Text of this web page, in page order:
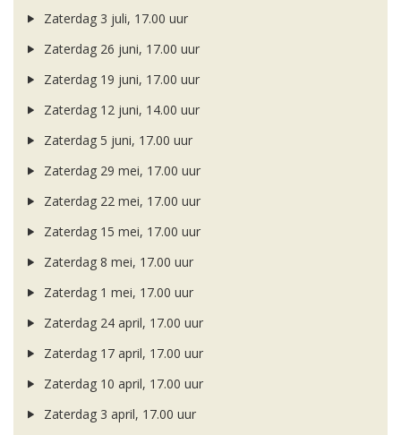
Zaterdag 3 juli, 17.00 uur
Zaterdag 26 juni, 17.00 uur
Zaterdag 19 juni, 17.00 uur
Zaterdag 12 juni, 14.00 uur
Zaterdag 5 juni, 17.00 uur
Zaterdag 29 mei, 17.00 uur
Zaterdag 22 mei, 17.00 uur
Zaterdag 15 mei, 17.00 uur
Zaterdag 8 mei, 17.00 uur
Zaterdag 1 mei, 17.00 uur
Zaterdag 24 april, 17.00 uur
Zaterdag 17 april, 17.00 uur
Zaterdag 10 april, 17.00 uur
Zaterdag 3 april, 17.00 uur